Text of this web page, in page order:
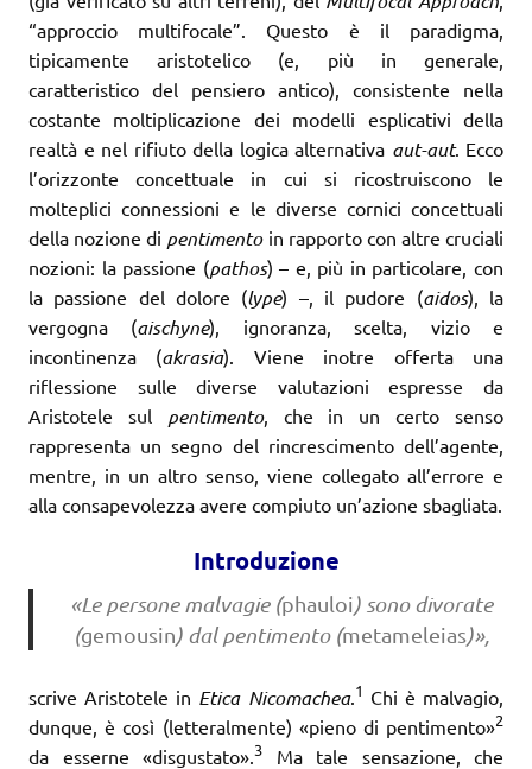
“approccio multifocale”. Questo è il paradigma,
tipicamente aristotelico (e, più in generale,
caratteristico del pensiero antico), consistente nella
costante moltiplicazione dei modelli esplicativi della
realtà e nel rifiuto della logica alternativa aut-aut. Ecco
l’orizzonte concettuale in cui si ricostruiscono le
molteplici connessioni e le diverse cornici concettuali
della nozione di pentimento in rapporto con altre cruciali
nozioni: la passione (pathos) – e, più in particolare, con
la passione del dolore (lype) –, il pudore (aidos), la
vergogna (aischyne), ignoranza, scelta, vizio e
incontinenza (akrasia). Viene inotre offerta una
riflessione sulle diverse valutazioni espresse da
Aristotele sul pentimento, che in un certo senso
rappresenta un segno del rincrescimento dell’agente,
mentre, in un altro senso, viene collegato all’errore e
alla consapevolezza avere compiuto un’azione sbagliata.
Introduzione
«Le persone malvagie (phauloi) sono divorate
(gemousin) dal pentimento (metameleias)»,
scrive Aristotele in Etica Nicomachea. 1 Chi è malvagio,
dunque, è così (letteralmente) «pieno di pentimento»2
da esserne «disgustato». 3 Ma tale sensazione, che